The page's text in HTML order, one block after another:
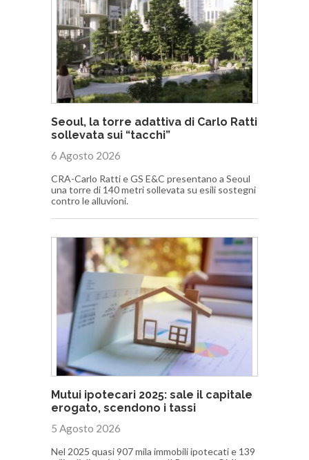
Seoul, la torre adattiva di Carlo Ratti
sollevata sui “tacchi”
6 Agosto 2026
CRA-Carlo Ratti e GS E&C presentano a Seoul
una torre di 140 metri sollevata su esili sostegni
contro le alluvioni.
Mutui ipotecari 2025: sale il capitale
erogato, scendono i tassi
5 Agosto 2026
Nel 2025 quasi 907 mila immobili ipotecati e 139